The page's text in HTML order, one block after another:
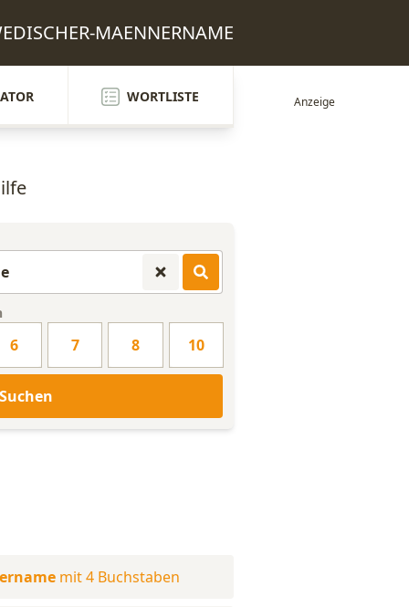
MAENNERNAME
WORTLISTE
6 7 8 10
mit 4 Buchstaben